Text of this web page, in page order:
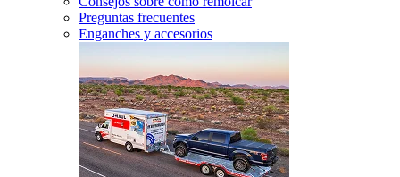
Preguntas frecuentes
Enganches y accesorios